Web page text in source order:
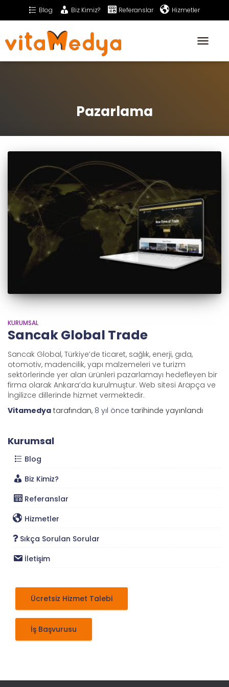
Blog Biz Kimiz? Referanslar Hizmetler
Sıkça Sorulan Sorular
Pazarlama
KURUMSAL
Sancak Global Trade
Sancak Global, Türkiye’de ticaret, sağlık, enerji, gıda,
otomotiv, madencilik, yapı malzemeleri ve turizm
sektörlerinde yer alan ürünleri pazarlamayı hedefleyen bir
firma olarak Ankara’da kurulmuştur. Web sitesi Arapça ve
İngilizce dillerinde hizmet vermektedir.
Vitamedya tarafından, 8 yıl önce tarihinde yayınlandı
Kurumsal
Blog
Biz Kimiz?
Referanslar
Hizmetler
Sıkça Sorulan Sorular
İletişim
Ücretsiz Hizmet Talebi
İş Başvurusu